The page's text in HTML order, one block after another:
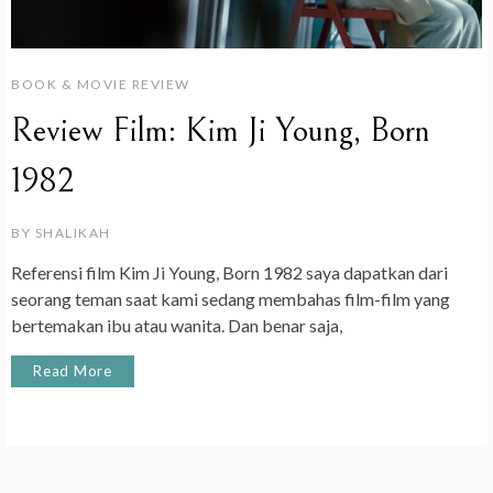
BOOK & MOVIE REVIEW
Review Film: Kim Ji Young, Born
1982
BY SHALIKAH
Referensi film Kim Ji Young, Born 1982 saya dapatkan dari
seorang teman saat kami sedang membahas film-film yang
bertemakan ibu atau wanita. Dan benar saja,
Read More